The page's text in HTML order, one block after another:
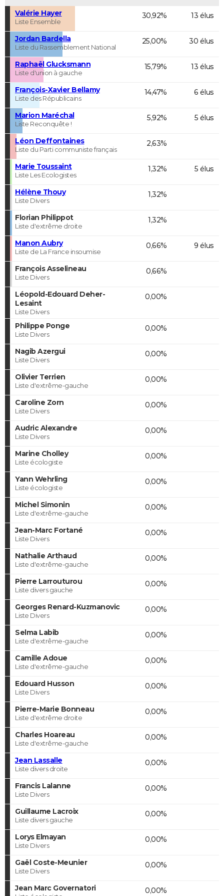
Valérie Hayer
Liste Ensemble
30,92% 13 élus
Jordan Bardella
Liste du Rassemblement National
25,00% 30 élus
Raphaël Glucksmann
Liste d'union à gauche
15,79% 13 élus
François-Xavier Bellamy
Liste des Républicains
14,47% 6 élus
Marion Maréchal
Liste Reconquête !
5,92% 5 élus
Léon Deffontaines
Liste du Parti communiste français
2,63%
Marie Toussaint
Liste Les Ecologistes
1,32% 5 élus
Hélène Thouy
Liste Divers
1,32%
Florian Philippot
Liste d'extrême droite
1,32%
Manon Aubry
Liste de La France insoumise
0,66% 9 élus
François Asselineau
Liste Divers
0,66%
Léopold-Edouard Deher-
Lesaint
Liste Divers
0,00%
Philippe Ponge
Liste Divers
0,00%
Nagib Azergui
Liste Divers
0,00%
Olivier Terrien
Liste d'extrême-gauche
0,00%
Caroline Zorn
Liste Divers
0,00%
Audric Alexandre
Liste Divers
0,00%
Marine Cholley
Liste écologiste
0,00%
Yann Wehrling
Liste écologiste
0,00%
Michel Simonin
Liste d'extrême-gauche
0,00%
Jean-Marc Fortané
Liste Divers
0,00%
Nathalie Arthaud
Liste d'extrême-gauche
0,00%
Pierre Larrouturou
Liste divers gauche
0,00%
Georges Renard-Kuzmanovic
Liste Divers
0,00%
Selma Labib
Liste d'extrême-gauche
0,00%
Camille Adoue
Liste d'extrême-gauche
0,00%
Edouard Husson
Liste Divers
0,00%
Pierre-Marie Bonneau
Liste d'extrême droite
0,00%
Charles Hoareau
Liste d'extrême-gauche
0,00%
Jean Lassalle
Liste divers droite
0,00%
Francis Lalanne
Liste Divers
0,00%
Guillaume Lacroix
Liste divers gauche
0,00%
Lorys Elmayan
Liste Divers
0,00%
Gaël Coste-Meunier
Liste Divers
0,00%
Jean Marc Governatori 0,00%